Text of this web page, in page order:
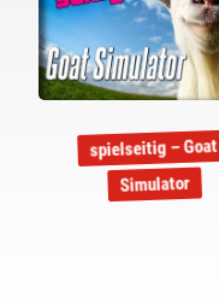
spielseitig – Goat
Simulator